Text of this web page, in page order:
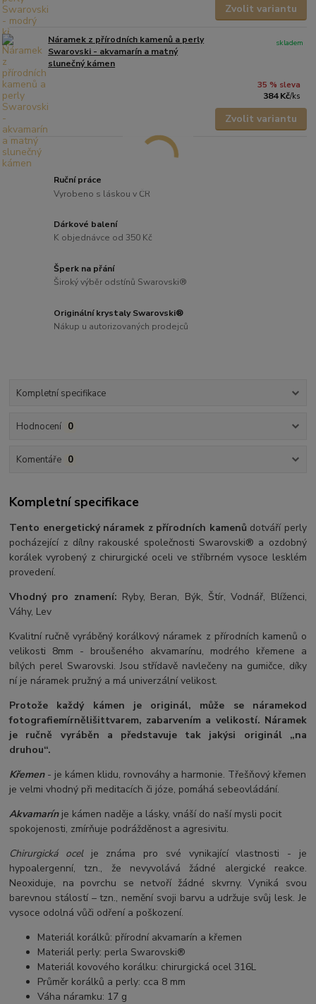
Zvolit variantu
Náramek z přírodních kamenů a perly
Swarovski - akvamarín a matný
slunečný kámen
35 % sleva
384 Kč/ks
skladem
Zvolit variantu
Ruční práce
Vyrobeno s láskou v ČR
Dárkové balení
K objednávce od 350 Kč
Šperk na přání
Široký výběr odstínů Swarovski®
Originální krystaly Swarovski®
Nákup u autorizovaných prodejců
Kompletní specifikace
Hodnocení 0
Komentáře 0
Kompletní specifikace
Tento energetický náramek z přírodních kamenů dotváří perly
pocházející z dílny rakouské společnosti Swarovski® a ozdobný
korálek vyrobený z chirurgické oceli ve stříbrném vysoce lesklém
provedení.
Vhodný pro znamení: Ryby, Beran, Býk, Štír, Vodnář, Blíženci,
Váhy, Lev
Kvalitní ručně vyráběný korálkový náramek z přírodních kamenů o
velikosti 8mm - broušeného akvamarínu, modrého křemene a
bílých perel Swarovski. Jsou střídavě navlečeny na gumičce, díky
ní je náramek pružný a má univerzální velikost.
Protože každý kámen je originál, může se náramekod
fotografiemírnělišittvarem, zabarvením a velikostí. Náramek
je ručně vyráběn a představuje tak jakýsi originál „na
druhou“.
Křemen- je kámen klidu, rovnováhy a harmonie. Třešňový křemen
je velmi vhodný při meditacích či józe, pomáhá sebeovládání.
Akvamarínje kámen naděje a lásky, vnáší do naší mysli pocit
spokojenosti, zmírňuje podrážděnost a agresivitu.
Chirurgická ocelje známa pro své vynikající vlastnosti - je
hypoalergenní, tzn., že nevyvolává žádné alergické reakce.
Neoxiduje, na povrchu se netvoří žádné skvrny. Vyniká svou
barevnou stálostí – tzn., nemění svoji barvu a udržuje svůj lesk. Je
vysoce odolná vůči odření a poškození.
Materiál korálků: přírodní akvamarín a křemen
Materiál perly: perla Swarovski®
Materiál kovového korálku: chirurgická ocel 316L
Průměr korálků a perly: cca 8 mm
Váha náramku: 17 g